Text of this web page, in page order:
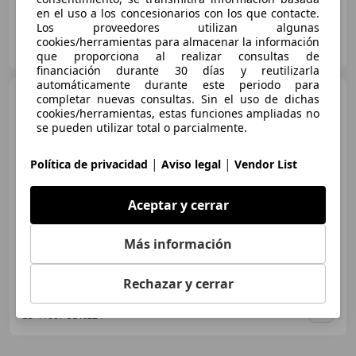
Particular
ES-30720 San Javier
Skoda Superb2.0TDI
AdBlue tech Style DSG 140kW
€ 12.990
03/2018 163.500 km Diésel 140 kW (190 CV)
GRUPO FLEXICAR SEVILLA.
ES-41007 SEVILLA
en el uso a los concesionarios con los que contacte.
Los proveedores utilizan algunas
cookies/herramientas para almacenar la información
que proporciona al realizar consultas de
financiación durante 30 días y reutilizarla
automáticamente durante este periodo para
completar nuevas consultas. Sin el uso de dichas
cookies/herramientas, estas funciones ampliadas no
se pueden utilizar total o parcialmente.
Política de privacidad | Aviso legal | Vendor List
Aceptar y cerrar
Más información
Rechazar y cerrar